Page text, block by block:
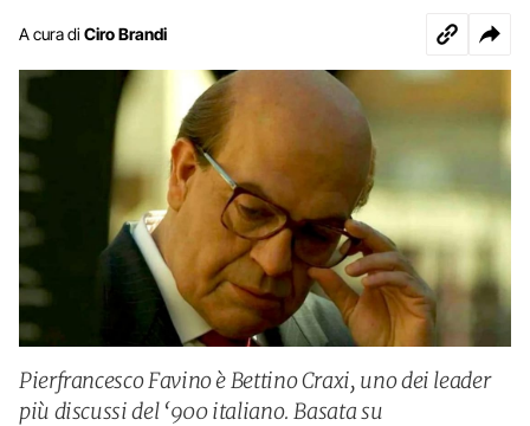
A cura di Ciro Brandi
Pierfrancesco Favino è Bettino Craxi, uno dei leader
più discussi del ‘900 italiano. Basata su